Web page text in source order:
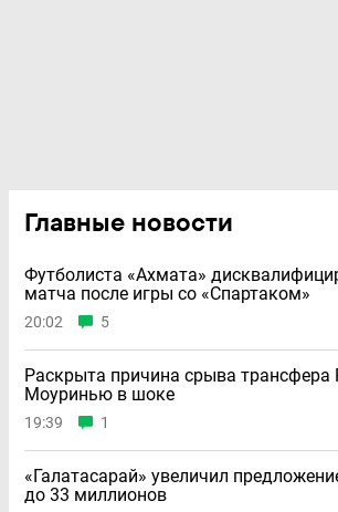
Главные новости
Футболиста «Ахмата»
матча после игры со «Спартаком»
20:02 5
Раскрыта причина срыва трансфера
Моуринью в шоке
19:39 1
«Галатасарай» увеличил
до 33 миллионов